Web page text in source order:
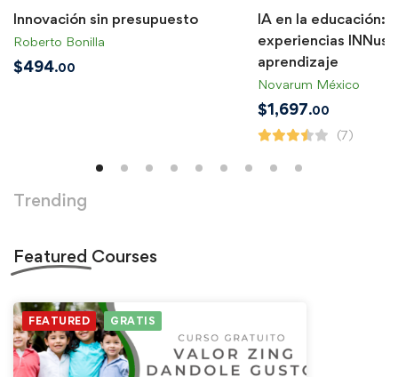
Innovación sin presupuesto
Roberto Bonilla
$494.00
IA en la educación:
experiencias
aprendizaje
Novarum México
$1,697.00
(7)
Trending
Featured Courses
FEATURED GRATIS